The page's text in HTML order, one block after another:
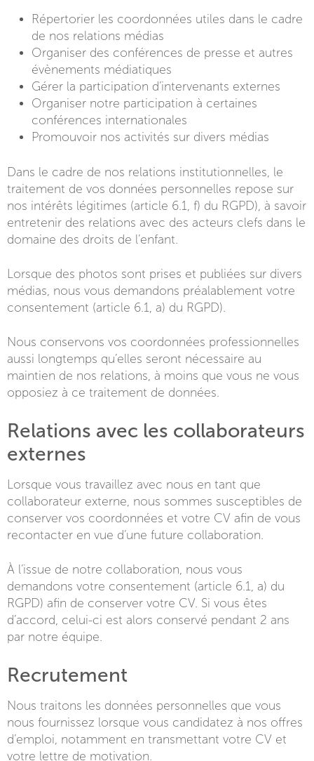
Répertorier les coordonnées utiles dans le cadre
de nos relations médias
Organiser des conférences de presse et autres
évènements médiatiques
Gérer la participation d’intervenants externes
Organiser notre participation à certaines
conférences internationales
Promouvoir nos activités sur divers médias
Dans le cadre de nos relations institutionnelles, le
traitement de vos données personnelles repose sur
nos intérêts légitimes (article 6.1, f) du RGPD), à savoir
entretenir des relations avec des acteurs clefs dans le
domaine des droits de l’enfant.
Lorsque des photos sont prises et publiées sur divers
médias, nous vous demandons préalablement votre
consentement (article 6.1, a) du RGPD).
Nous conservons vos coordonnées professionnelles
aussi longtemps qu’elles seront nécessaire au
maintien de nos relations, à moins que vous ne vous
opposiez à ce traitement de données.
Relations avec les collaborateurs
externes
Lorsque vous travaillez avec nous en tant que
collaborateur externe, nous sommes susceptibles de
conserver vos coordonnées et votre CV afin de vous
recontacter en vue d’une future collaboration.
À l’issue de notre collaboration, nous vous
demandons votre consentement (article 6.1, a) du
RGPD) afin de conserver votre CV. Si vous êtes
d’accord, celui-ci est alors conservé pendant 2 ans
par notre équipe.
Recrutement
Nous traitons les données personnelles que vous
nous fournissez lorsque vous candidatez à nos offres
d’emploi, notamment en transmettant votre CV et
votre lettre de motivation.